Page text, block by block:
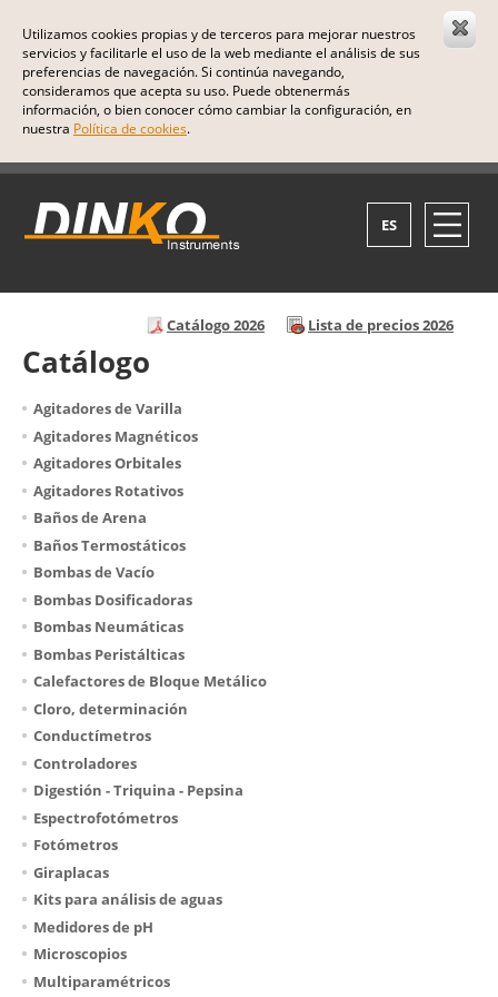
Utilizamos cookies propias y de terceros para mejorar nuestros
servicios y facilitarle el uso de la web mediante el análisis de sus
preferencias de navegación. Si continúa navegando,
consideramos que acepta su uso. Puede obtenermás
información, o bien conocer cómo cambiar la configuración, en
nuestra Política de cookies.
ES
Catálogo
Agitadores de Varilla
Agitadores Magnéticos
Agitadores Orbitales
Agitadores Rotativos
Baños de Arena
Baños Termostáticos
Bombas de Vacío
Bombas Dosificadoras
Bombas Neumáticas
Bombas Peristálticas
Calefactores de Bloque Metálico
Cloro, determinación
Conductímetros
Controladores
Digestión - Triquina - Pepsina
Espectrofotómetros
Fotómetros
Giraplacas
Kits para análisis de aguas
Medidores de pH
Microscopios
Multiparamétricos
Catálogo 2026 Lista de precios 2026